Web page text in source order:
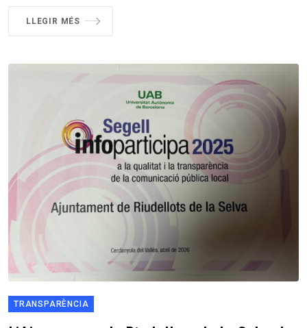
LLEGIR MÉS
TRANSPARÈNCIA